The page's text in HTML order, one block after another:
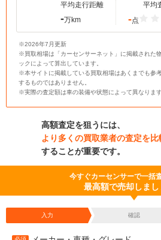
平均走行距離
-万km
平均
-点
※2026年7月更新
※買取相場は「カーセンサーネット」に掲載された
ックによって算出しています。
※本サイトに掲載している買取相場はあくまでも参
するものではありません。
※実際の査定額は車の装備や状態によって異なります
高額査定を狙うには、
より多くの買取業者の査定を比
することが重要です。
今すぐカーセンサーで一括
最高額で売却しまし
入力 確認